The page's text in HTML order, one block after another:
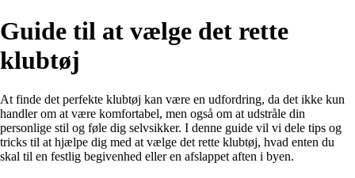
Guide til at vælge det rette
klubtøj
At finde det perfekte klubtøj kan være en udfordring, da det ikke kun
handler om at være komfortabel, men også om at udstråle din
personlige stil og føle dig selvsikker. I denne guide vil vi dele tips og
tricks til at hjælpe dig med at vælge det rette klubtøj, hvad enten du
skal til en festlig begivenhed eller en afslappet aften i byen.